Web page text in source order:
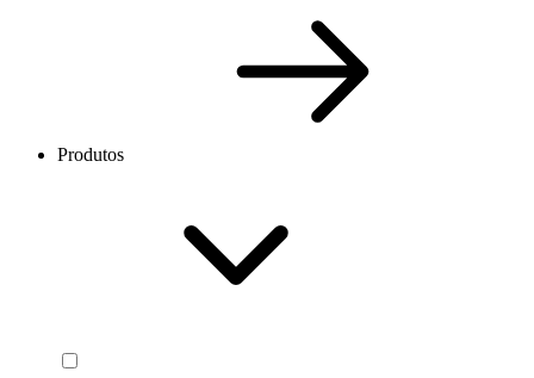
Produtos